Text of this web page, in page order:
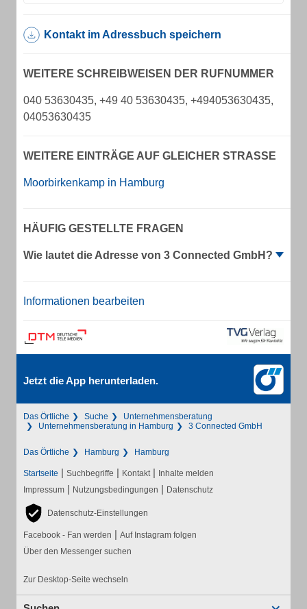
Kontakt im Adressbuch speichern
WEITERE SCHREIBWEISEN DER RUFNUMMER
040 53630435, +49 40 53630435, +494053630435,
04053630435
WEITERE EINTRÄGE AUF GLEICHER STRASSE
Moorbirkenkamp in Hamburg
HÄUFIG GESTELLTE FRAGEN
Wie lautet die Adresse von 3 Connected GmbH?
Informationen bearbeiten
Jetzt die App herunterladen.
Das Örtliche Suche
Unternehmensberatung
Unternehmensberatung in Hamburg
3 Connected GmbH
Das Örtliche Hamburg Hamburg
Startseite | Suchbegriffe | Kontakt | Inhalte melden
Impressum | Nutzungsbedingungen | Datenschutz
Datenschutz-Einstellungen
Facebook - Fan werden | Auf Instagram folgen
Über den Messenger suchen
Zur Desktop-Seite wechseln